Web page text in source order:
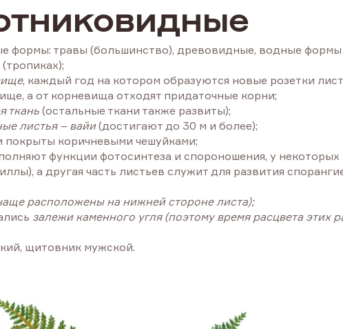
формы: травы (большинство), древовидные, водные формы
, каждый год на котором образуются новые розетки
а от корневища отходят придаточные корни;
ткань(остальные ткани также развиты);
листья – вайи(достигают до 30 м и более);
коричневыми чешуйками;
функции фотосинтеза и спороношения, у некоторых
а другая часть листьев служит для развития
расположены на нижней стороне листа);
залежи каменного угля (поэтому время расцвета этих
щитовник мужской.